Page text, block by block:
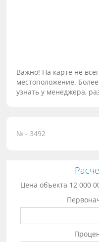
Важно! На карте не
местоположение.
узнать у менеджера,
№ - 3492
Цена объекта 12 000